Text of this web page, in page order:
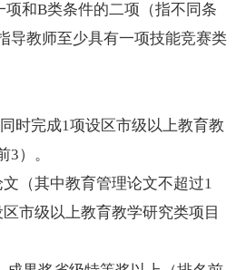
项和B类条件的二项（指不同条
导教师至少具有一项技能竞赛类
时完成1项设区市级以上教育教
3）。
文（其中教育管理论文不超过1
市级以上教育教学研究类项目